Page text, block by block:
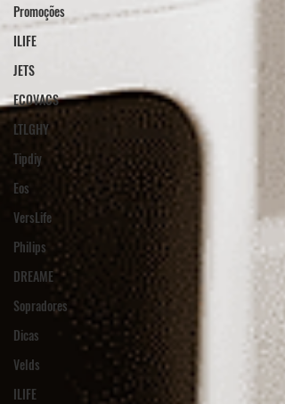
Promoções
ILIFE
JETS
ECOVACS
LTLGHY
Tipdiy
Eos
VersLife
Philips
DREAME
Sopradores
Dicas
Velds
ILIFE